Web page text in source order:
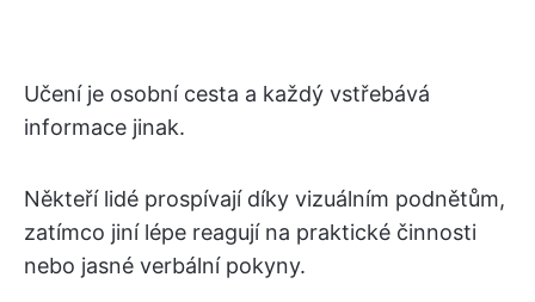
Učení je osobní cesta a každý vstřebává
informace jinak.
Někteří lidé prospívají díky vizuálním podnětům,
zatímco jiní lépe reagují na praktické činnosti
nebo jasné verbální pokyny.